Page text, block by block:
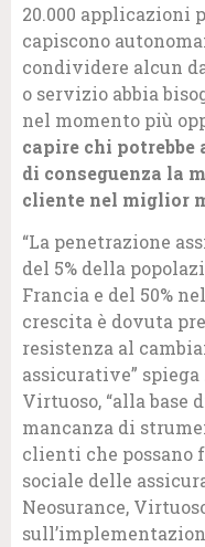
20.000 applicazioni
capiscono
condividere alcun
o servizio abbia
nel momento più
capire chi potrebbe
di conseguenza la
cliente nel miglior
“La penetrazione
del 5% della
Francia e del 50%
crescita è dovuta
resistenza al
assicurative” spiega
Virtuoso, “alla base
mancanza di
clienti che possano
sociale delle
Neosurance,